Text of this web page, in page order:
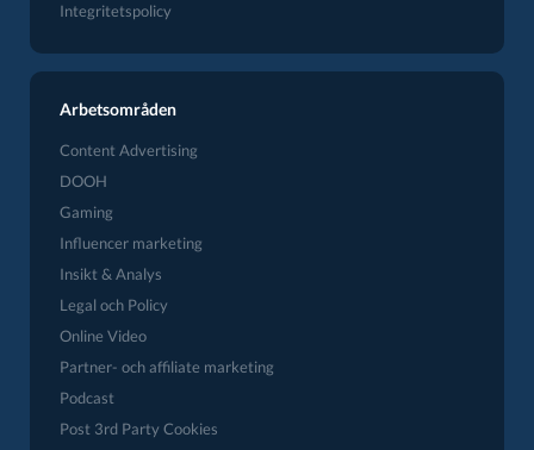
Integritetspolicy
Arbetsområden
Content Advertising
DOOH
Gaming
Influencer marketing
Insikt & Analys
Legal och Policy
Online Video
Partner- och affiliate marketing
Podcast
Post 3rd Party Cookies